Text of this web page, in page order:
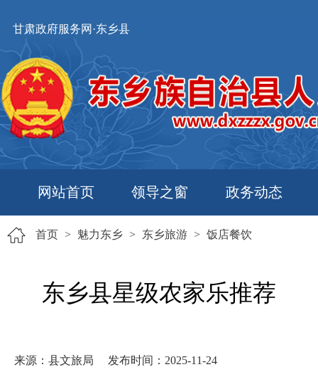
甘肃政府服务网·东乡县
网站首页 领导之窗 政务动态
首页 > 魅力东乡 > 东乡旅游 > 饭店餐饮
东乡县星级农家乐推荐
来源：县文旅局 发布时间：2025-11-24